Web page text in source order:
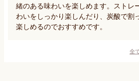
緒のある味わいを楽しめます。ストレ
わいをしっかり楽しんだり、炭酸で割
楽しめるのでおすすめです。
全